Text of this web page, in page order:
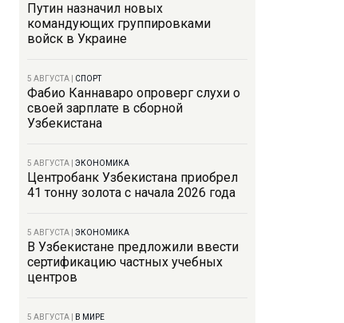
Путин назначил новых
командующих группировками
войск в Украине
5 АВГУСТА СПОРТ
Фабио Каннаваро опроверг слухи о
своей зарплате в сборной
Узбекистана
5 АВГУСТА ЭКОНОМИКА
Центробанк Узбекистана приобрел
41 тонну золота с начала 2026 года
5 АВГУСТА ЭКОНОМИКА
В Узбекистане предложили ввести
сертификацию частных учебных
центров
5 АВГУСТА В МИРЕ